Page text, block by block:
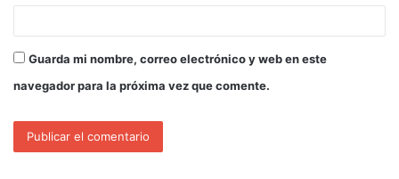
Guarda mi nombre, correo electrónico y web en este
navegador para la próxima vez que comente.